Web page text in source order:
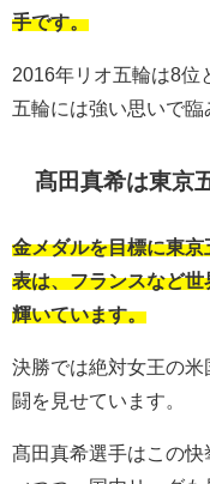
手です。
2016年リオ五輪は8位
五輪には強い思いで臨
髙田真希は東京
金メダルを目標に東
表は、フランスなど
輝いています。
決勝では絶対女王の
闘を見せています。
髙田真希選手はこの